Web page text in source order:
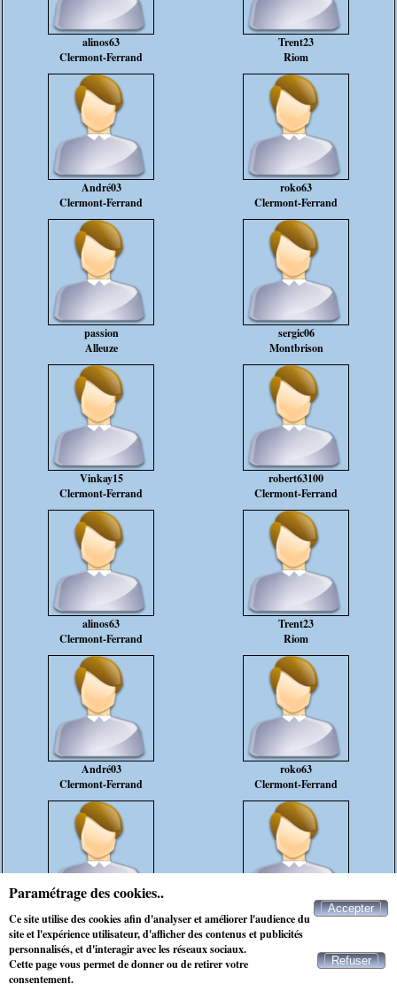
Paramétrage des cookies..
Ce site utilise des cookies afin d'analyser et améliorer l'audience du
site et l'expérience utilisateur, d'afficher des contenus et publicités
personnalisés, et d'interagir avec les réseaux sociaux.
Cette page vous permet de donner ou de retirer votre
consentement.
Accepter
Refuser
alinos63
Clermont-Ferrand
Trent23
Riom
André03
Clermont-Ferrand
roko63
Clermont-Ferrand
passion
Alleuze
sergic06
Montbrison
Vinkay15
Clermont-Ferrand
robert63100
Clermont-Ferrand
alinos63
Clermont-Ferrand
Trent23
Riom
André03
Clermont-Ferrand
roko63
Clermont-Ferrand
passion
Alleuze
sergic06
Montbrison
Contacter Maxichat